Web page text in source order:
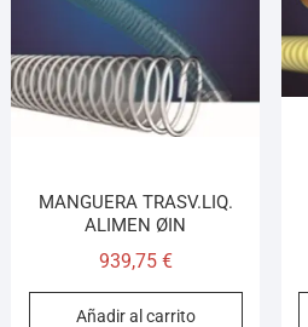
MANGUERA TRASV.LIQ.
ALIMEN ØIN
939,75 €
Añadir al carrito